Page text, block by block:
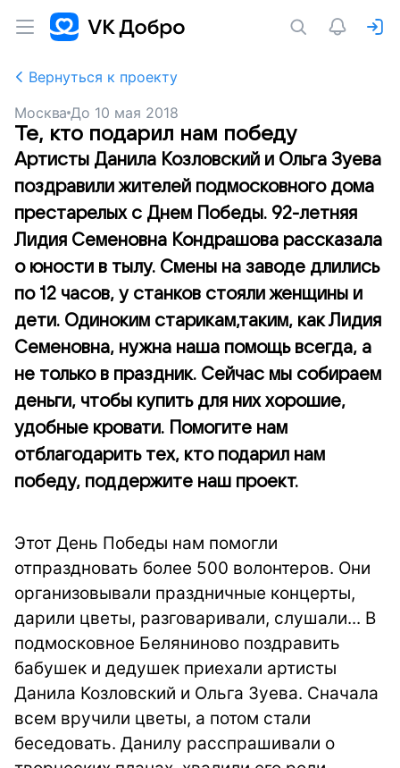
Вернуться к проекту
Москва До 10 мая 2018
Те, кто подарил нам победу
Артисты Данила Козловский и Ольга Зуева
поздравили жителей подмосковного дома
престарелых с Днем Победы. 92-летняя
Лидия Семеновна Кондрашова рассказала
о юности в тылу. Смены на заводе длились
по 12 часов, у станков стояли женщины и
дети. Одиноким старикам,таким, как Лидия
Семеновна, нужна наша помощь всегда, а
не только в праздник. Сейчас мы собираем
деньги, чтобы купить для них хорошие,
удобные кровати. Помогите нам
отблагодарить тех, кто подарил нам
победу, поддержите наш проект.
Этот День Победы нам помогли
отпраздновать более 500 волонтеров. Они
организовывали праздничные концерты,
дарили цветы, разговаривали, слушали... В
подмосковное Беляниново поздравить
бабушек и дедушек приехали артисты
Данила Козловский и Ольга Зуева. Сначала
всем вручили цветы, а потом стали
беседовать. Данилу расспрашивали о